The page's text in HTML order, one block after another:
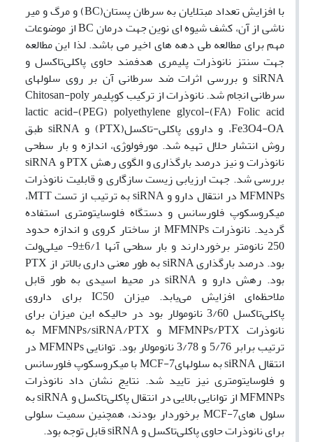
با افزایش تعداد مبتلایان به سرطان پستان(BC) و مرگ و میر
ناشی از آن، کشف شیوه ای نوین جهت درمان BC از موضوعات
مهم برای مطالعه طی دهه های اخیر می باشد. لذا این مطالعه
جهت سنتز نانوذرات پلیمری هدفمند حاوی پاکلی‌تاکسل و
siRNA و بررسی اثرات ضد سرطانی آن بر روی سلولهای
سرطانی انجام شد. نانوذرات از ترکیب کوپلیمر Chitosan-poly
lactic acid-(PEG) polyethylene glycol-(FA) Folic acid
،Fe3O4-OA و داروی پاکلی-تاکسل(PTX) و siRNA طبق
روش انتشار حلال تهیه شد. مورفولوژی، اندازه و بار سطحی
نانوذرات و نیز درصد بارگذاری و الگوی رهش PTX و siRNA
بررسی شد. جهت ارزیابی زیست سازگاری و قابلیت نانوذرات
MFMNPs در انتقال دارو و siRNA به ترتیب از تست MTT،
میکروسکوپ فلورسانس و دستگاه فلوسایتومتری استفاده
گردید. نانوذرات MFMNPs از ساختار کروی و اندازه حدود
250 نانومتر برخوردارند و بار سطحی آنها 6/1±9- میلی‌ولت
بود. درصد بارگذاری siRNA به طور معنی داری بالاتر از PTX
بود. رهش دارو و siRNA در محیط اسیدی به طور قابل
ملاحظه‌ای افزایش می‌یابد. میزان IC50 برای داروی
پاکلی‌تاکسل 3/60 نانومولار بود در حالیکه این میزان برای
نانوذرات MFMNPs/PTX و MFMNPs/siRNA/PTX به
ترتیب برابر 5/76 و 3/78 نانومولار بود. توانایی MFMNPs در
انتقال siRNA به سلولهایMCF-7 با میکروسکوپ فلورسانس
و فلوسایتومتری نیز تایید شد. نتایج نشان داد نانوذرات
MFMNPs از توانایی بالایی در انتقال پاکلی‌تاکسل و siRNA به
سلول هایMCF-7 برخوردار بودند، همچنین سمیت سلولی
برای نانوذرات حاوی پاکلی‌تاکسل و siRNA قابل توجه بود.